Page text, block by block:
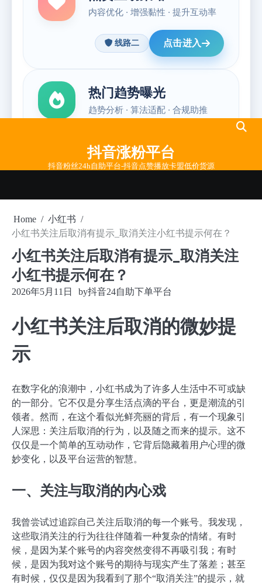
抖音涨粉平台
抖音粉丝24h自助平台-抖音点赞播放卡盟低价货源
Home
小红书
小红书关注后取消有提示_取消关注小红书提示何在？
小红书关注后取消有提示_取消关注
小红书提示何在？
2026年5月11日 by抖音24自助下单平台
小红书关注后取消的微妙提
示
在数字化的浪潮中，小红书成为了许多人生活中不可或缺
的一部分。它不仅是分享生活点滴的平台，更是潮流的引
领者。然而，在这个看似光鲜亮丽的背后，有一个现象引
人深思：关注后取消的行为，以及随之而来的提示。这不
仅仅是一个简单的互动动作，它背后隐藏着用户心理的微
妙变化，以及平台运营的智慧。
一、关注与取消的内心戏
我曾尝试过追踪自己关注后取消的每一个账号。我发现，
这些取消关注的行为往往伴随着一种复杂的情绪。有时
候，是因为某个账号的内容突然变得不再吸引我；有时
候，是因为我对这个账号的期待与现实产生了落差；甚至
有时候，仅仅是因为我看到了那个“取消关注”的提示，就